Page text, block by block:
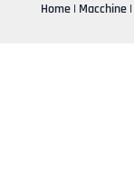
Home| Macchine|